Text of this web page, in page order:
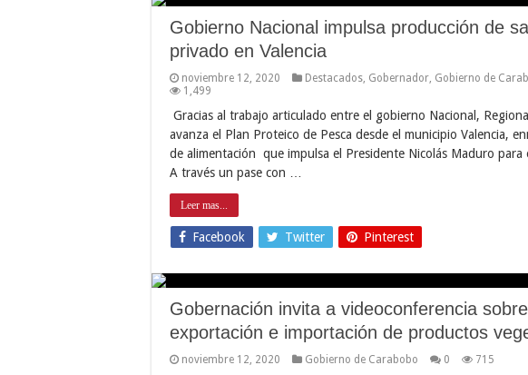
Gobierno Nacional impulsa producción de
privado en Valencia
noviembre 12, 2020 Destacados Gobernador Gobierno de
1,499
Gracias al trabajo articulado entre el gobierno Nacional,
avanza el Plan Proteico de Pesca desde el municipio Valencia,
de alimentación que impulsa el Presidente Nicolás Maduro
A través un pase con …
Leer mas...
Facebook Twitter Pinterest
Gobernación invita a videoconferencia
exportación e importación de productos
noviembre 12, 2020 Gobierno de Carabobo 0 715